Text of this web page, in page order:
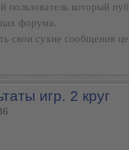
пользователь который
форума.
свои сухие сообщения
игр. 2 круг